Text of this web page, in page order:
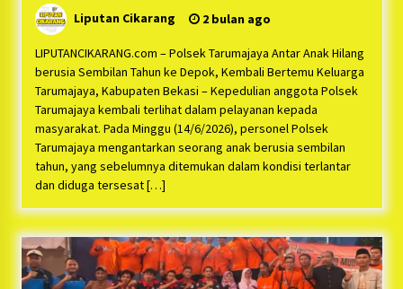
Kapolsek Tarumajaya: “Bentuk
Kepedulian Polisi Terhadap Masyarakat”
Liputan Cikarang 2 bulan ago
LIPUTANCIKARANG.com – Polsek Tarumajaya Antar Anak Hilang
berusia Sembilan Tahun ke Depok, Kembali Bertemu Keluarga
Tarumajaya, Kabupaten Bekasi – Kepedulian anggota Polsek
Tarumajaya kembali terlihat dalam pelayanan kepada
masyarakat. Pada Minggu (14/6/2026), personel Polsek
Tarumajaya mengantarkan seorang anak berusia sembilan
tahun, yang sebelumnya ditemukan dalam kondisi terlantar
dan diduga tersesat […]